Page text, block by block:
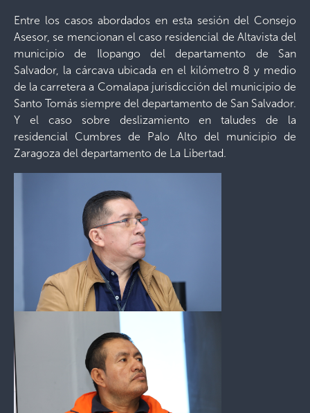
Entre los casos abordados en esta sesión del Consejo
Asesor, se mencionan el caso residencial de Altavista del
municipio de Ilopango del departamento de San
Salvador, la cárcava ubicada en el kilómetro 8 y medio
de la carretera a Comalapa jurisdicción del municipio de
Santo Tomás siempre del departamento de San Salvador.
Y el caso sobre deslizamiento en taludes de la
residencial Cumbres de Palo Alto del municipio de
Zaragoza del departamento de La Libertad.